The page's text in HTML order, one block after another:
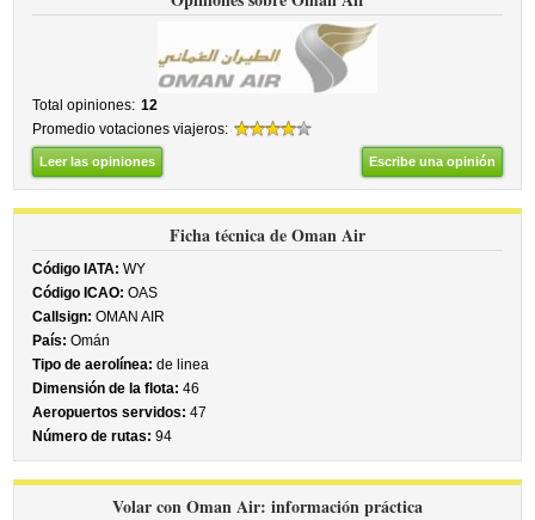
Total opiniones: 12
Promedio votaciones viajeros:
Leer las opiniones Escribe una opinión
Ficha técnica de Oman Air
Código IATA: WY
Código ICAO: OAS
Callsign: OMAN AIR
País: Omán
Tipo de aerolínea: de linea
Dimensión de la flota: 46
Aeropuertos servidos: 47
Número de rutas: 94
Volar con Oman Air: información práctica